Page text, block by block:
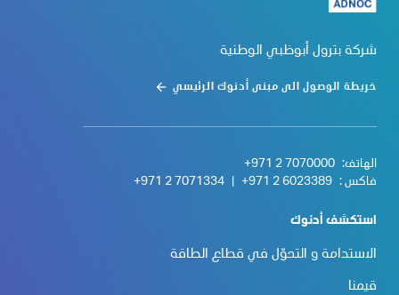
شركة بترول أبوظبي الوطنية
خريطة الوصول الى مبنى أدنوك الرئيسي
الهاتف: +971 2 7070000
فاكس : +971 2 6023389
+971 2 7071334
استكشف أدنوك
الاستدامة و التحوّل في قطاع الطاقة
قيمنا